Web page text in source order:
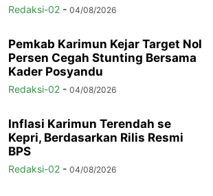
Redaksi-02 - 04/08/2026
Pemkab Karimun Kejar Target Nol
Persen Cegah Stunting Bersama
Kader Posyandu
Redaksi-02 - 04/08/2026
Inflasi Karimun Terendah se
Kepri, Berdasarkan Rilis Resmi
BPS
Redaksi-02 - 04/08/2026